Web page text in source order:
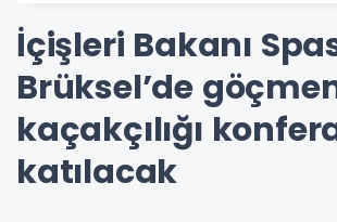
İçişleri Bakanı
Brüksel’de
kaçakçılığı
katılacak